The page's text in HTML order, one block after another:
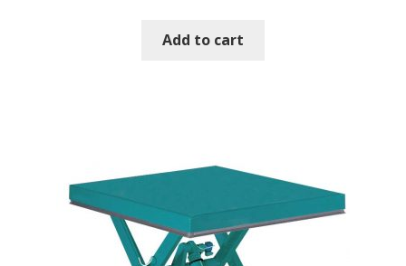
Add to cart